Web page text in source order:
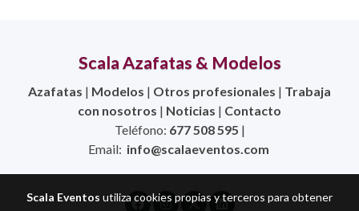
Scala Azafatas & Modelos
Azafatas | Modelos | Otros profesionales | Trabaja
con nosotros | Noticias | Contacto
Teléfono: 677 508 595 |
Email: info@scalaeventos.com
Scala Eventos utiliza cookies propias y terceros para obtener